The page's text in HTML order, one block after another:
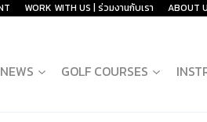
WORK WITH US | ร่วมงานกับเรา ABOUT
NEWS GOLF COURSES